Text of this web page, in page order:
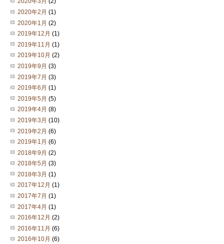
2020年2月 (1)
2020年1月 (2)
2019年12月 (1)
2019年11月 (1)
2019年10月 (2)
2019年9月 (3)
2019年7月 (3)
2019年6月 (1)
2019年5月 (5)
2019年4月 (8)
2019年3月 (10)
2019年2月 (6)
2019年1月 (6)
2018年9月 (2)
2018年5月 (3)
2018年3月 (1)
2017年12月 (1)
2017年7月 (1)
2017年4月 (1)
2016年12月 (2)
2016年11月 (6)
2016年10月 (6)